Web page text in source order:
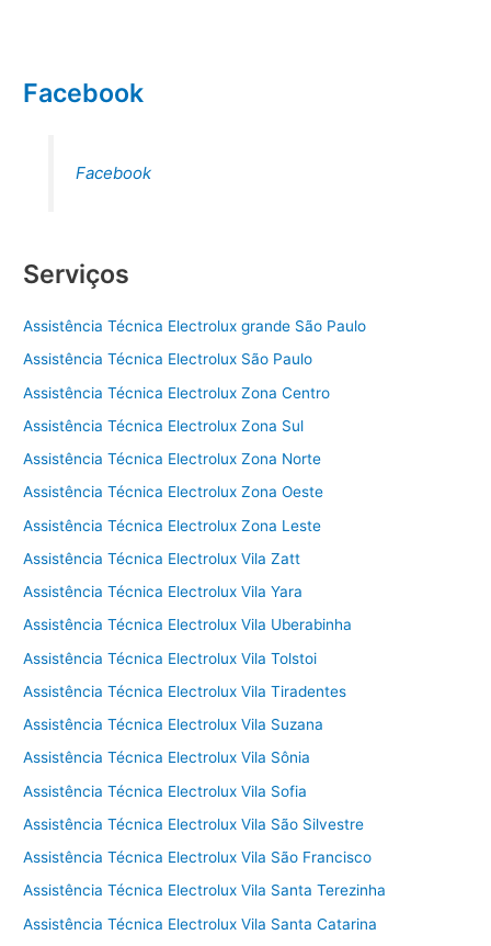
Facebook
Facebook
Serviços
Assistência Técnica Electrolux grande São Paulo
Assistência Técnica Electrolux São Paulo
Assistência Técnica Electrolux Zona Centro
Assistência Técnica Electrolux Zona Sul
Assistência Técnica Electrolux Zona Norte
Assistência Técnica Electrolux Zona Oeste
Assistência Técnica Electrolux Zona Leste
Assistência Técnica Electrolux Vila Zatt
Assistência Técnica Electrolux Vila Yara
Assistência Técnica Electrolux Vila Uberabinha
Assistência Técnica Electrolux Vila Tolstoi
Assistência Técnica Electrolux Vila Tiradentes
Assistência Técnica Electrolux Vila Suzana
Assistência Técnica Electrolux Vila Sônia
Assistência Técnica Electrolux Vila Sofia
Assistência Técnica Electrolux Vila São Silvestre
Assistência Técnica Electrolux Vila São Francisco
Assistência Técnica Electrolux Vila Santa Terezinha
Assistência Técnica Electrolux Vila Santa Catarina